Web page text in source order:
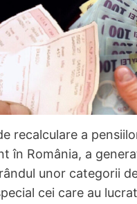
recalculare a
în România, a
unor categorii
cei care au